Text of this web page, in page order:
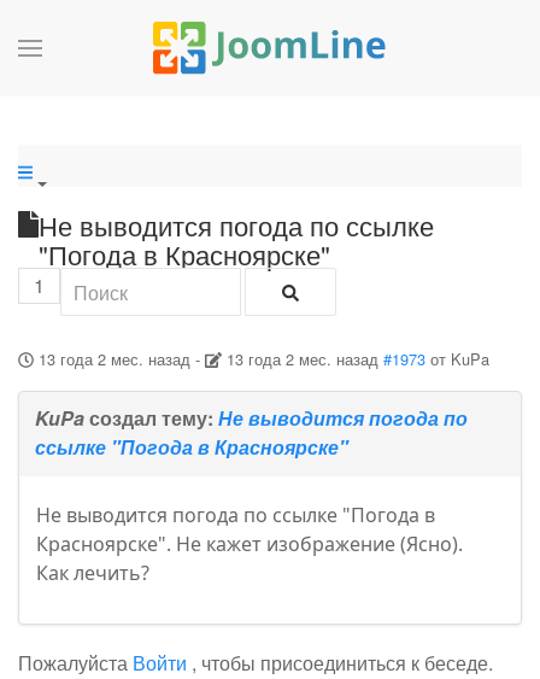
Не выводится погода по ссылке
"Погода в Красноярске"
1
13 года 2 мес. назад- 13 года 2 мес. назад #1973 от KuPa
KuPaсоздал тему: Не выводится погода по
ссылке "Погода в Красноярске"
Не выводится погода по ссылке "Погода в
Красноярске". Не кажет изображение (Ясно).
Как лечить?
Пожалуйста Войти , чтобы присоединиться к беседе.